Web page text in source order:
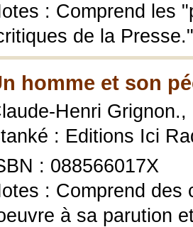
: Comprend les
de la
homme et son
Henri Grignon.,
: Editions Ici
: 088566017X
: Comprend des
à sa parution